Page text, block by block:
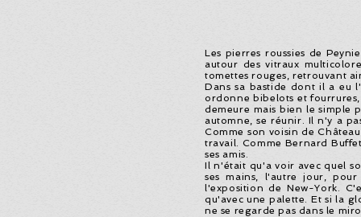
Les pierres roussies de
autour des vitraux
tomettes rouges, retrouvant
Dans sa bastide dont il a eu
ordonne bibelots et
demeure mais bien le simple
automne, se réunir. Il n'y a
Comme son voisin de
travail. Comme Bernard
ses amis.
Il n'était qu'a voir avec quel
ses mains, l'autre jour,
l'exposition de New-York.
qu'avec une palette. Et si la
ne se regarde pas dans le